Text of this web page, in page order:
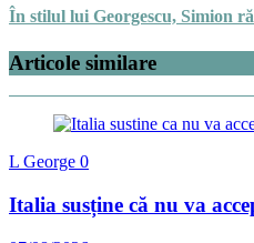
În stilul lui Georgescu, Simion
Articole similare
L George 0
Italia susține că nu va